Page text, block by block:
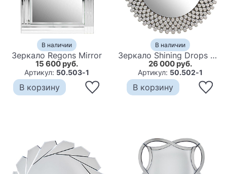
В наличии
Зеркало Regons Mirror
15 600 руб.
Артикул: 50.503-1
В корзину
В наличии
Зеркало Shining Drops Mirror
26 000 руб.
Артикул: 50.502-1
В корзину